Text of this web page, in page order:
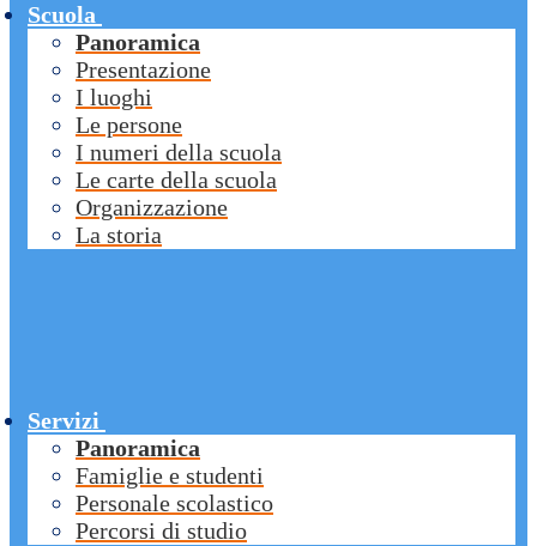
Scuola
Panoramica
Presentazione
I luoghi
Le persone
I numeri della scuola
Le carte della scuola
Organizzazione
La storia
Servizi
Panoramica
Famiglie e studenti
Personale scolastico
Percorsi di studio